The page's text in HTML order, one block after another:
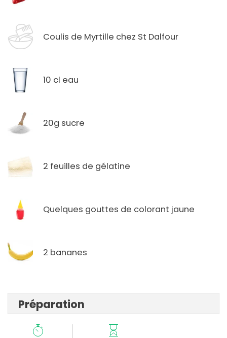
Coulis de Myrtille chez St Dalfour
10 cl eau
20g sucre
2 feuilles de gélatine
Quelques gouttes de colorant jaune
2 bananes
Préparation